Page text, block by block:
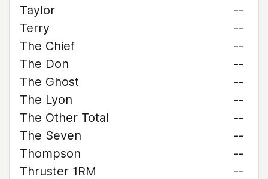
Taylor
--
Terry
--
The Chief
--
The Don
--
The Ghost
--
The Lyon
--
The Other Total
--
The Seven
--
Thompson
--
Thruster 1RM
--